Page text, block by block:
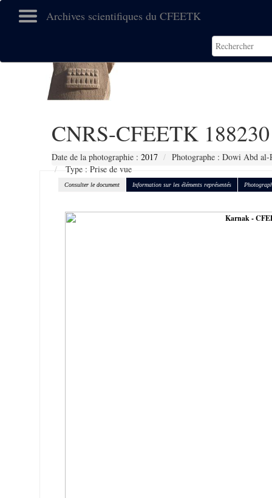
Archives scientifiques du CFEETK
CNRS-CFEETK 188230
Date de la photographie : 2017
Photographe : Dowi Abd
Type : Prise de vue
Consulter le document Information sur les éléments représentés